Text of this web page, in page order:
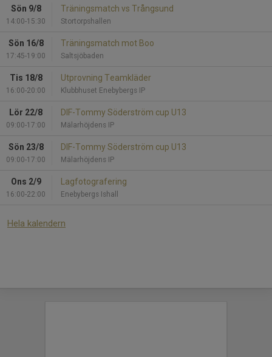
Sön 9/8
14:00-15:30
Träningsmatch vs Trångsund
Stortorpshallen
Sön 16/8
17:45-19:00
Träningsmatch mot Boo
Saltsjöbaden
Tis 18/8
16:00-20:00
Utprovning Teamkläder
Klubbhuset Enebybergs IP
Lör 22/8
09:00-17:00
DIF-Tommy Söderström cup U13
Mälarhöjdens IP
Sön 23/8
09:00-17:00
DIF-Tommy Söderström cup U13
Mälarhöjdens IP
Ons 2/9
16:00-22:00
Lagfotografering
Enebybergs Ishall
Hela kalendern